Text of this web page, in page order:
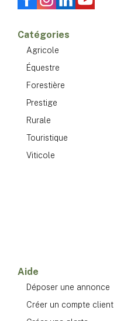
Catégories
Agricole
Équestre
Forestière
Prestige
Rurale
Touristique
Viticole
Aide
Déposer une annonce
Créer un compte client